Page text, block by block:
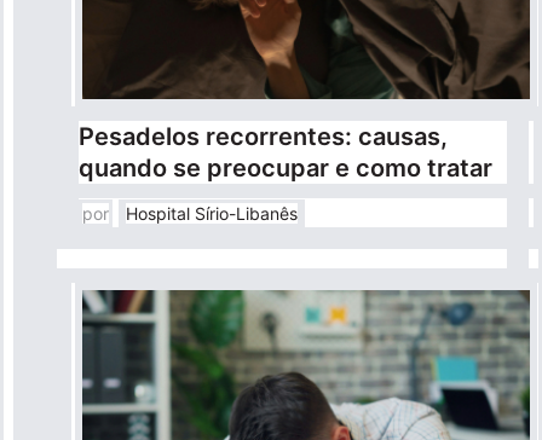
Pronto Atendimento
Nossas Unidades
Fale Conosco
International Patient
Pesadelos recorrentes: causas,
quando se preocupar e como tratar
por Hospital Sírio-Libanês